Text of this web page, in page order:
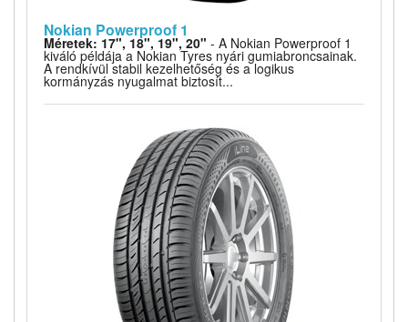
Nokian Powerproof 1
Méretek: 17", 18", 19", 20" - A Nokian Powerproof 1
kiváló példája a Nokian Tyres nyári gumiabroncsainak.
A rendkívül stabil kezelhetőség és a logikus
kormányzás nyugalmat biztosít...